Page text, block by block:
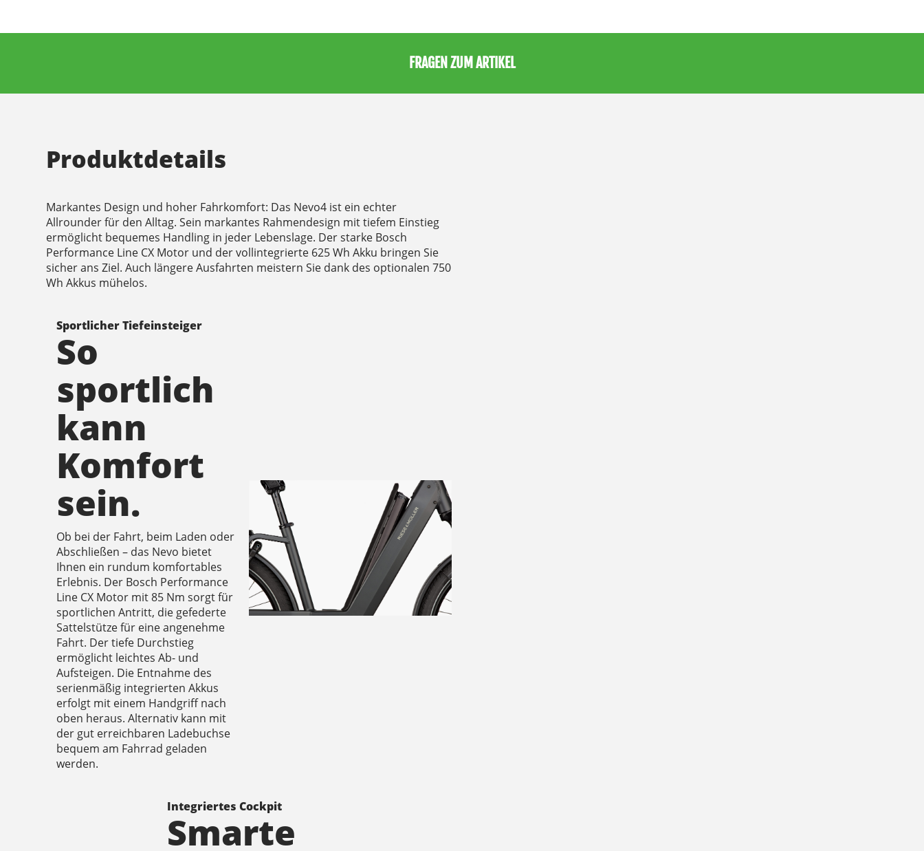
FRAGEN ZUM ARTIKEL
Produktdetails
Markantes Design und hoher Fahrkomfort: Das Nevo4 ist ein echter
Allrounder für den Alltag. Sein markantes Rahmendesign mit tiefem Einstieg
ermöglicht bequemes Handling in jeder Lebenslage. Der starke Bosch
Performance Line CX Motor und der vollintegrierte 625 Wh Akku bringen Sie
sicher ans Ziel. Auch längere Ausfahrten meistern Sie dank des optionalen 750
Wh Akkus mühelos.
Sportlicher Tiefeinsteiger
So
sportlich
kann
Komfort
sein.
Ob bei der Fahrt, beim Laden oder
Abschließen – das Nevo bietet
Ihnen ein rundum komfortables
Erlebnis. Der Bosch Performance
Line CX Motor mit 85 Nm sorgt für
sportlichen Antritt, die gefederte
Sattelstütze für eine angenehme
Fahrt. Der tiefe Durchstieg
ermöglicht leichtes Ab- und
Aufsteigen. Die Entnahme des
serienmäßig integrierten Akkus
erfolgt mit einem Handgriff nach
oben heraus. Alternativ kann mit
der gut erreichbaren Ladebuchse
bequem am Fahrrad geladen
werden.
Integriertes Cockpit
Smarte